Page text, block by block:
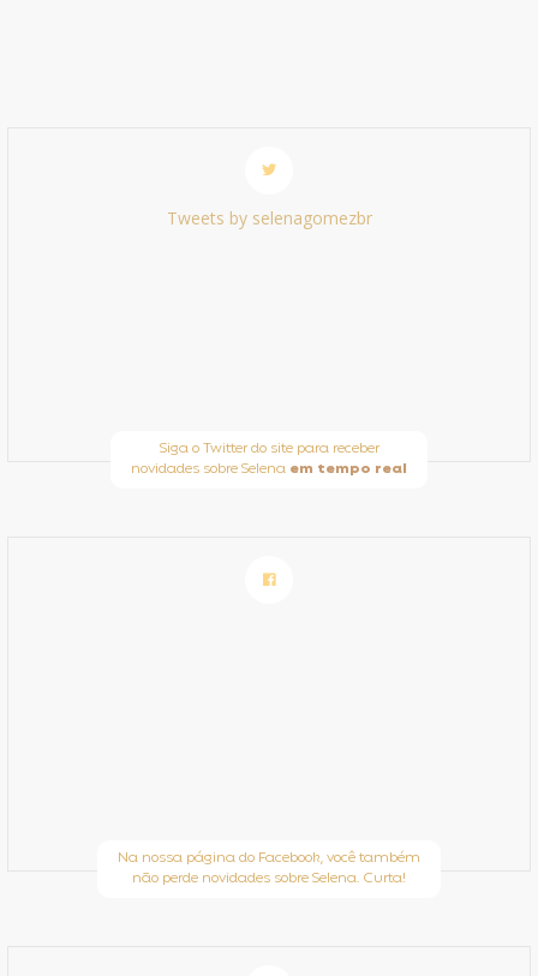
Tweets by selenagomezbr
Siga o Twitter do site para receber
novidades sobre Selena em tempo real
Na nossa página do Facebook, você também
não perde novidades sobre Selena. Curta!